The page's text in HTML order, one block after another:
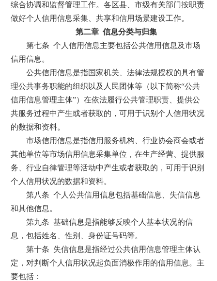
综合协调和监督管理工作。各区县、市级有关部门按职责
做好个人信用信息采集、共享和信用场景建设工作。
第二章 信息分类与归集
第七条 个人信用信息主要包括公共信用信息及市场
信用信息。
公共信用信息是指国家机关、法律法规授权的具有管
理公共事务职能的组织以及人民团体等（以下简称“公共
信用信息管理主体”）在依法履行公共管理职责、提供公
共服务过程中产生或者获取的，可用于识别个人信用状况
的数据和资料。
市场信用信息是指信用服务机构、行业协会商会或者
其他单位等市场信用信息采集单位，在生产经营、提供服
务、行业自律管理等活动中产生或者获取的，可用于识别
个人信用状况的数据和资料。
第八条 个人公共信用信息包括基础信息、失信信息
和其他信息。
第九条 基础信息是指能够反映个人基本状况的信
息，包括姓名、性别、身份证号码等。
第十条 失信信息是指经过公共信用信息管理主体认
定，对判断个人信用状况起负面消极作用的信用信息。主
要包括：